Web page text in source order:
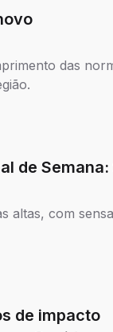
das
de Semana:
altas, com
de impacto